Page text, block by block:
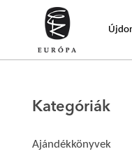
Kategóriák
Ajándékkönyvek